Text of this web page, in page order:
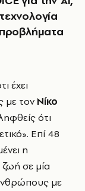
προβλήματα
έχει
με τον Νίκο
ότι
Επί 48
η
σε μία
με